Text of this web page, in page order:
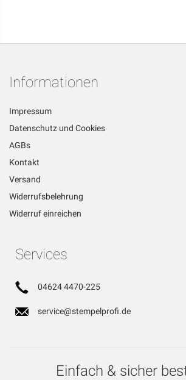
Informationen
Impressum
Datenschutz und Cookies
AGBs
Kontakt
Versand
Widerrufsbelehrung
Widerruf einreichen
Services
04624 4470-225
service@stempelprofi.de
Einfach & sicher